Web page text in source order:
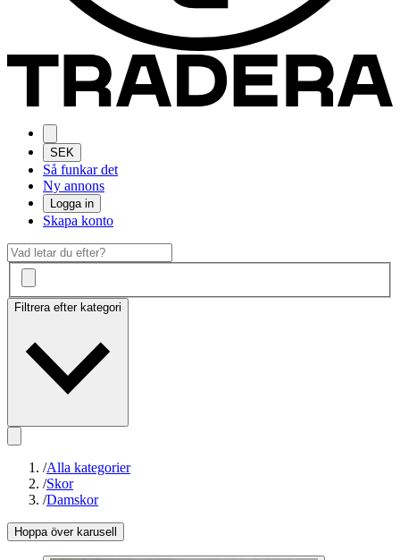
SEK
Så funkar det
Ny annons
Logga in
Skapa konto
Filtrera efter kategori
/Alla kategorier
/Skor
/Damskor
Hoppa över karusell